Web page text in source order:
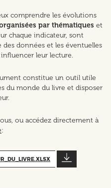
comprendre les évolutions
par thématiques et
chaque indicateur, sont
données et les éventuelles
leur lecture.
constitue un outil utile
du monde du livre et disposer
ou accédez directement à
: